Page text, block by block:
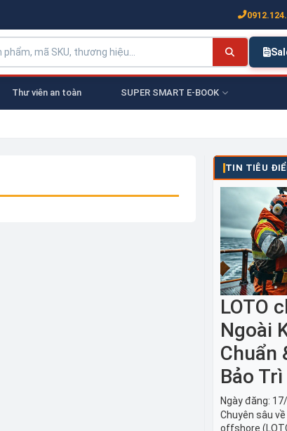
Thư viên an toàn SUPER SMART E-BOOK
TIN TIÊU
LOTO
Ngoài
Chuẩn
Bảo
Ngày đăng:
Chuyên sâu
offshore